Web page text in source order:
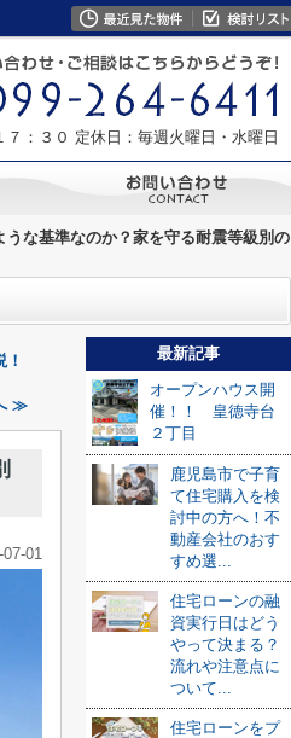
７：３０ 定休日：毎週火曜日・水曜日
うな基準なのか？家を守る耐震等級別の
≫
07-01
最新記事
オープンハウス開
催！！ 皇徳寺台
２丁目
鹿児島市で子育
て住宅購入を検
討中の方へ！不
動産会社のおす
すめ選...
住宅ローンの融
資実行日はどう
やって決まる？
流れや注意点に
ついて...
住宅ローンをプ